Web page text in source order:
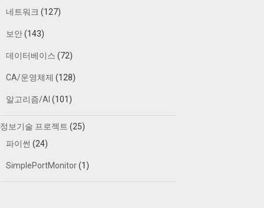
네트워크 (127)
보안(143)
데이터베이스 (72)
CA/운영체제 (128)
알고리즘/AI (101)
정보기술 프로젝트 (25)
파이썬 (24)
SimplePortMonitor(1)